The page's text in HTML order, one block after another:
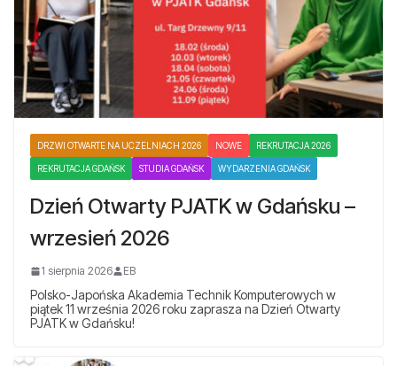
DRZWI OTWARTE NA UCZELNIACH 2026 NOWE REKRUTACJA 2026
REKRUTACJA GDAŃSK STUDIA GDAŃSK WYDARZENIA GDAŃSK
Dzień Otwarty PJATK w Gdańsku –
wrzesień 2026
1 sierpnia 2026 EB
Polsko-Japońska Akademia Technik Komputerowych w
piątek 11 września 2026 roku zaprasza na Dzień Otwarty
PJATK w Gdańsku!